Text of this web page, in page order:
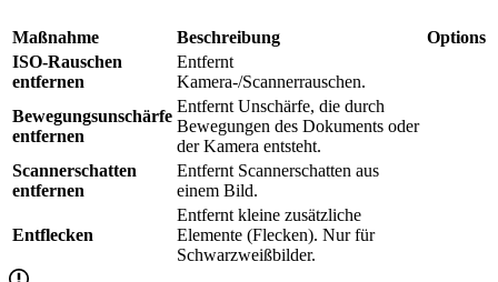
Maßnahme Beschreibung
Options
ISO-Rauschen
entfernen
Entfernt
Kamera-/Scannerrauschen.
Bewegungsunschärfe
entfernen
Entfernt Unschärfe, die durch
Bewegungen des Dokuments oder
der Kamera entsteht.
Scannerschatten
entfernen
Entfernt Scannerschatten aus
einem Bild.
Entflecken
Entfernt kleine zusätzliche
Elemente (Flecken). Nur für
Schwarzweißbilder.